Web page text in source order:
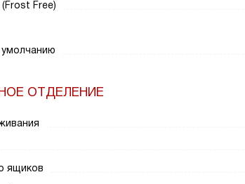
Free)
ОТДЕЛЕНИЕ
ящиков